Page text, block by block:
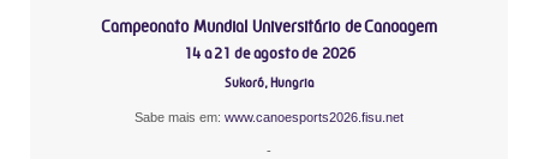
Campeonato Mundial Universitário de Canoagem
14 a 21 de agosto de 2026
Sukoró, Hungria
Sabe mais em: www.canoesports2026.fisu.net
-